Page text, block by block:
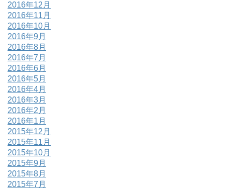
2016年12月
2016年11月
2016年10月
2016年9月
2016年8月
2016年7月
2016年6月
2016年5月
2016年4月
2016年3月
2016年2月
2016年1月
2015年12月
2015年11月
2015年10月
2015年9月
2015年8月
2015年7月